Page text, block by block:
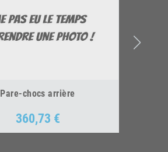
Pare-chocs arrière
Prix
360,73 €